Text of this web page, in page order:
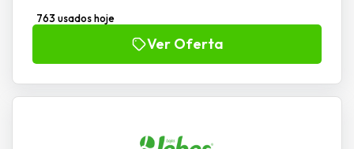
763 usados hoje
Ver Oferta